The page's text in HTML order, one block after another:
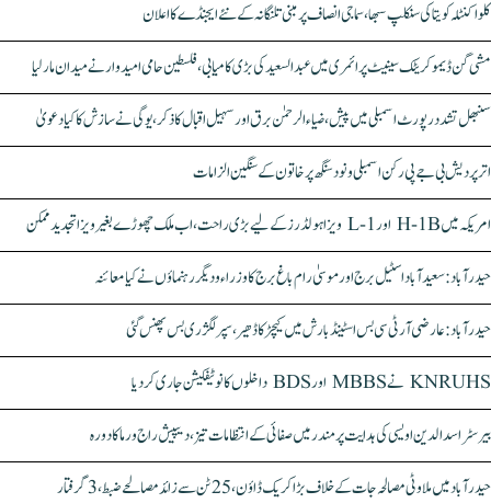
کلواکنٹلہ کویتا کی سنکلپ سبھا، سماجی انصاف پر مبنی تلنگانہ کے نئے ایجنڈے کا اعلان
مشی گن ڈیموکریٹک سینیٹ پرائمری میں عبدالسعید کی بڑی کامیابی، فلسطین حامی امیدوار نے میدان مار لیا
سنبھل تشدد رپورٹ اسمبلی میں پیش، ضیاء الرحمٰن برق اور سہیل اقبال کا ذکر، یوگی نے سازش کا کیا دعویٰ
اتر پردیش بی جے پی رکن اسمبلی ونود سنگھ پر خاتون کے سنگین الزامات
امریکہ میں H-1B اور L-1 ویزا ہولڈرز کے لیے بڑی راحت، اب ملک چھوڑے بغیر ویزا تجدید ممکن
حیدرآباد: سعیدآباد اسٹیل برج اور موسیٰ رام باغ برج کا وزراء و دیگر رہنماؤں نے کیا معائنہ
حیدرآباد: عارضی آر ٹی سی بس اسٹینڈ بارش میں کیچڑ کا ڈھیر، سپر لگژری بس پھنس گئی
KNRUHS نے MBBS اور BDS داخلوں کا نوٹیفکیشن جاری کر دیا
بیرسٹر اسدالدین اویسی کی ہدایت پر مندر میں صفائی کے انتظامات تیز، دیپیش راج ورما کا دورہ
حیدرآباد میں ملاوٹی مصالحہ جات کے خلاف بڑا کریک ڈاؤن، 25 ٹن سے زائد مصالحے ضبط، 3 گرفتار